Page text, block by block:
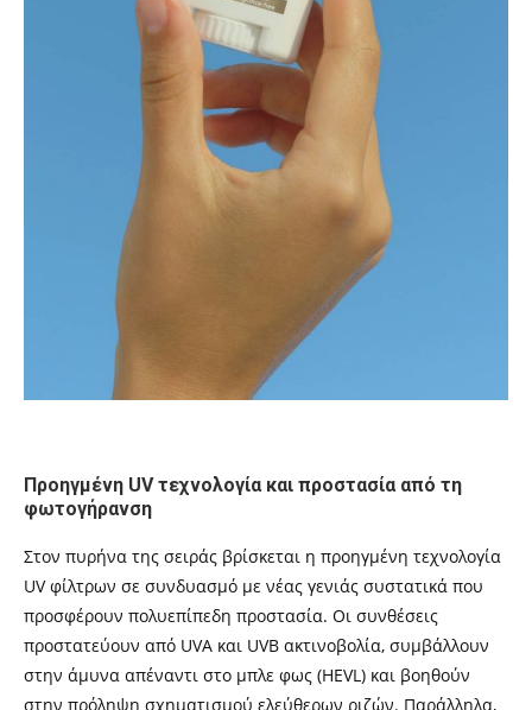
Προηγμένη UV τεχνολογία και προστασία από τη
φωτογήρανση
Στον πυρήνα της σειράς βρίσκεται η προηγμένη τεχνολογία
UV φίλτρων σε συνδυασμό με νέας γενιάς συστατικά που
προσφέρουν πολυεπίπεδη προστασία. Οι συνθέσεις
προστατεύουν από UVA και UVB ακτινοβολία, συμβάλλουν
στην άμυνα απέναντι στο μπλε φως (HEVL) και βοηθούν
στην πρόληψη σχηματισμού ελεύθερων ριζών. Παράλληλα,